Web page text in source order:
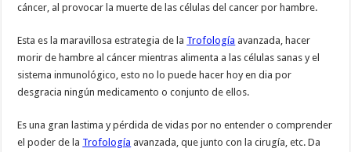
cáncer, al provocar la muerte de las células del cancer por hambre.
Esta es la maravillosa estrategia de la Trofología avanzada, hacer
morir de hambre al cáncer mientras alimenta a las células sanas y el
sistema inmunológico, esto no lo puede hacer hoy en dia por
desgracia ningún medicamento o conjunto de ellos.
Es una gran lastima y pérdida de vidas por no entender o comprender
el poder de la Trofología avanzada, que junto con la cirugía, etc. Da